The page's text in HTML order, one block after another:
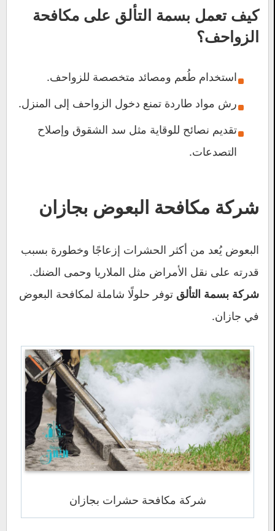
كيف تعمل بسمة التألق على مكافحة
الزواحف؟
استخدام طُعم ومصائد متخصصة للزواحف.
رش مواد طاردة تمنع دخول الزواحف إلى المنزل.
تقديم نصائح للوقاية مثل سد الشقوق وإصلاح
التصدعات.
شركة مكافحة البعوض بجازان
البعوض يُعد من أكثر الحشرات إزعاجًا وخطورة بسبب
قدرته على نقل الأمراض مثل الملاريا وحمى الضنك.
شركة بسمة التألق توفر حلولًا شاملة لمكافحة البعوض
في جازان.
شركة مكافحة حشرات بجازان